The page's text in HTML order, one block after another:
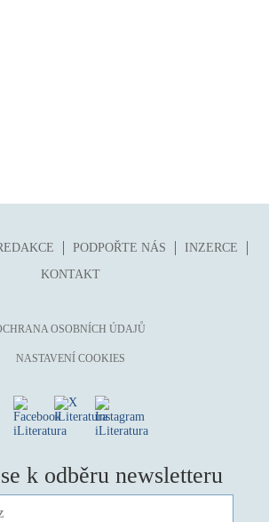
PODPOŘTE NÁS
INZERCE
KONTAKT
OSOBNÍCH ÚDAJŮ
NASTAVENÍ COOKIES
k odběru newsletteru